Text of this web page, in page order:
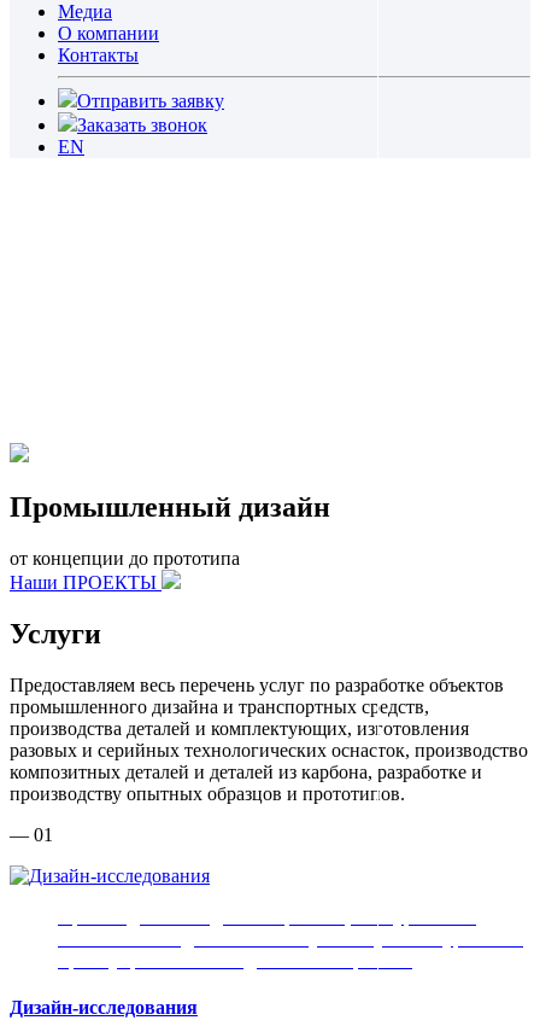
Медиа
О компании
Контакты
Отправить заявку
Заказать звонок
EN
Промышленный дизайн
от концепции до прототипа
Наши ПРОЕКТЫ
Услуги
Предоставляем весь перечень услуг по разработке объектов
промышленного дизайна и транспортных средств,
производства деталей и комплектующих, изготовления
разовых и серийных технологических оснасток, производство
композитных деталей и деталей из карбона, разработке и
производству опытных образцов и прототипов.
— 01
Дизайн-исследования